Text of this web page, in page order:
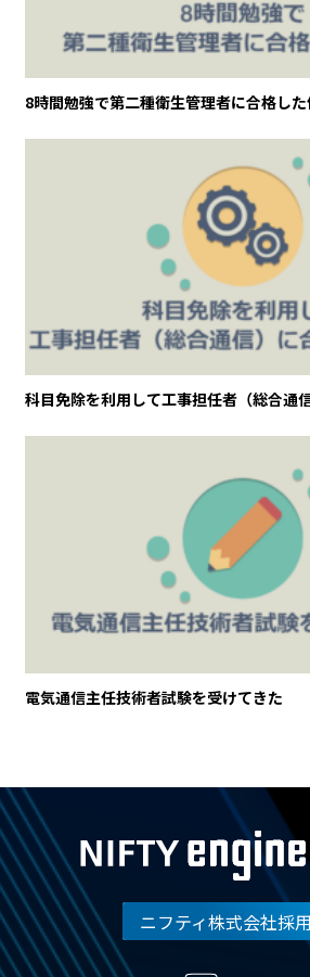
8時間勉強で第二種衛生管理者に合格し
科目免除を利用して工事担任者（総合通
電気通信主任技術者試験を受けてきた
ニフティ株式会社採